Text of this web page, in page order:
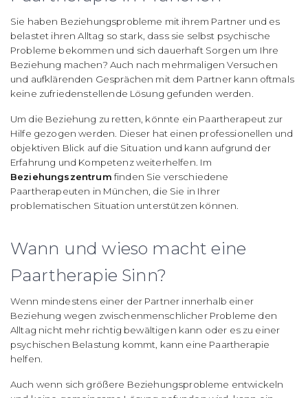
Sie haben Beziehungsprobleme mit ihrem Partner und es
belastet ihren Alltag so stark, dass sie selbst psychische
Probleme bekommen und sich dauerhaft Sorgen um Ihre
Beziehung machen? Auch nach mehrmaligen Versuchen
und aufklärenden Gesprächen mit dem Partner kann oftmals
keine zufriedenstellende Lösung gefunden werden.
Um die Beziehung zu retten, könnte ein Paartherapeut zur
Hilfe gezogen werden. Dieser hat einen professionellen und
objektiven Blick auf die Situation und kann aufgrund der
Erfahrung und Kompetenz weiterhelfen. Im
Beziehungszentrum finden Sie verschiedene
Paartherapeuten in München, die Sie in Ihrer
problematischen Situation unterstützen können.
Wann und wieso macht eine
Paartherapie Sinn?
Wenn mindestens einer der Partner innerhalb einer
Beziehung wegen zwischenmenschlicher Probleme den
Alltag nicht mehr richtig bewältigen kann oder es zu einer
psychischen Belastung kommt, kann eine Paartherapie
helfen.
Auch wenn sich größere Beziehungsprobleme entwickeln